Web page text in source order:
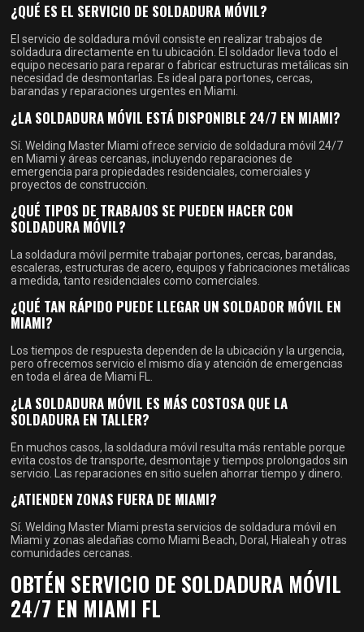
¿QUÉ ES EL SERVICIO DE SOLDADURA MÓVIL?
El servicio de soldadura móvil consiste en realizar trabajos de
soldadura directamente en tu ubicación. El soldador lleva todo el
equipo necesario para reparar o fabricar estructuras metálicas sin
necesidad de desmontarlas. Es ideal para portones, cercas,
barandas y reparaciones urgentes en Miami.
¿LA SOLDADURA MÓVIL ESTÁ DISPONIBLE 24/7 EN MIAMI?
Sí. Welding Master Miami ofrece servicio de soldadura móvil 24/7
en Miami y áreas cercanas, incluyendo reparaciones de
emergencia para propiedades residenciales, comerciales y
proyectos de construcción.
¿QUÉ TIPOS DE TRABAJOS SE PUEDEN HACER CON
SOLDADURA MÓVIL?
La soldadura móvil permite trabajar portones, cercas, barandas,
escaleras, estructuras de acero, equipos y fabricaciones metálicas
a medida, tanto residenciales como comerciales.
¿QUÉ TAN RÁPIDO PUEDE LLEGAR UN SOLDADOR MÓVIL EN
MIAMI?
Los tiempos de respuesta dependen de la ubicación y la urgencia,
pero ofrecemos servicio el mismo día y atención de emergencias
en toda el área de Miami FL.
¿LA SOLDADURA MÓVIL ES MÁS COSTOSA QUE LA
SOLDADURA EN TALLER?
En muchos casos, la soldadura móvil resulta más rentable porque
evita costos de transporte, desmontaje y tiempos prolongados sin
servicio. Las reparaciones en sitio suelen ahorrar tiempo y dinero.
¿ATIENDEN ZONAS FUERA DE MIAMI?
Sí. Welding Master Miami presta servicios de soldadura móvil en
Miami y zonas aledañas como Miami Beach, Doral, Hialeah y otras
comunidades cercanas.
OBTÉN SERVICIO DE SOLDADURA MÓVIL
24/7 EN MIAMI FL